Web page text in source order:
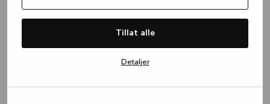
Tillat alle
Detaljer